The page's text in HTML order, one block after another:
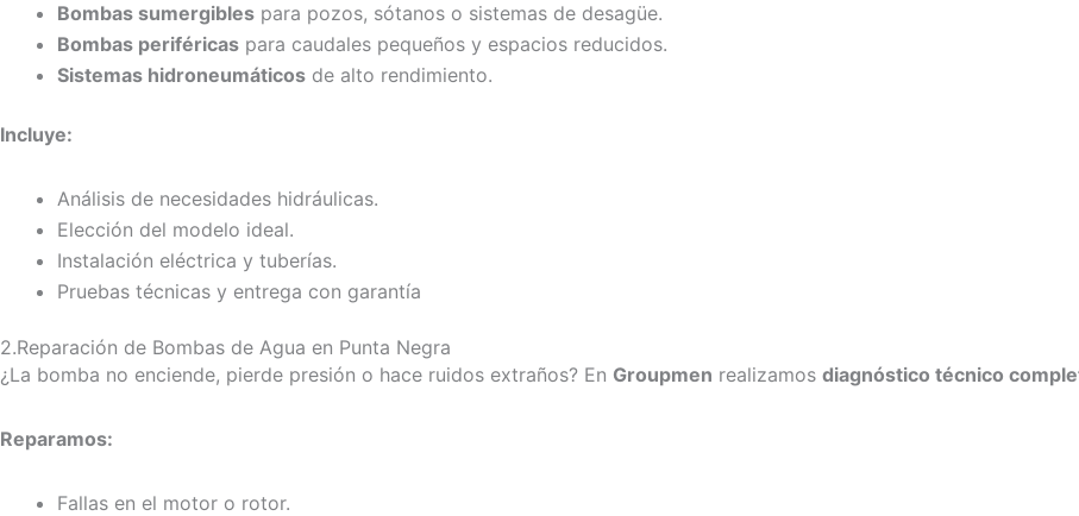
Bombas sumergibles para pozos, sótanos o sistemas de desagüe.
Bombas periféricas para caudales pequeños y espacios reducidos.
Sistemas hidroneumáticos de alto rendimiento.
Incluye:
Análisis de necesidades hidráulicas.
Elección del modelo ideal.
Instalación eléctrica y tuberías.
Pruebas técnicas y entrega con garantía
2.Reparación de Bombas de Agua en Punta Negra
¿La bomba no enciende, pierde presión o hace ruidos extraños? En Groupmen realizamos diagnóstico técnico
Reparamos:
Fallas en el motor o rotor.